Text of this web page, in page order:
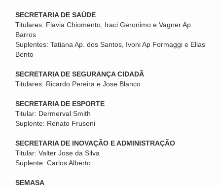
SECRETARIA DE SAÚDE
Titulares: Flavia Chiomento, Iraci Geronimo e Vagner Ap.
Barros
Suplentes: Tatiana Ap. dos Santos, Ivoni Ap Formaggi e Elias
Bento
SECRETARIA DE SEGURANÇA CIDADÃ
Titulares: Ricardo Pereira e Jose Blanco
SECRETARIA DE ESPORTE
Titular: Dermerval Smith
Suplente: Renato Frusoni
SECRETARIA DE INOVAÇÃO E ADMINISTRAÇÃO
Titular: Valter Jose da Silva
Suplente: Carlos Alberto
SEMASA